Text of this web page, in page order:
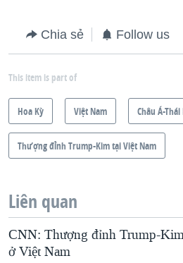
Chia sẻ Follow us
This item is part of
Hoa Kỳ Việt Nam Châu Á-
Thượng đỉnh Trump-Kim tại Việt Nam
Liên quan
CNN: Thượng đỉnh Trump-
ở Việt Nam